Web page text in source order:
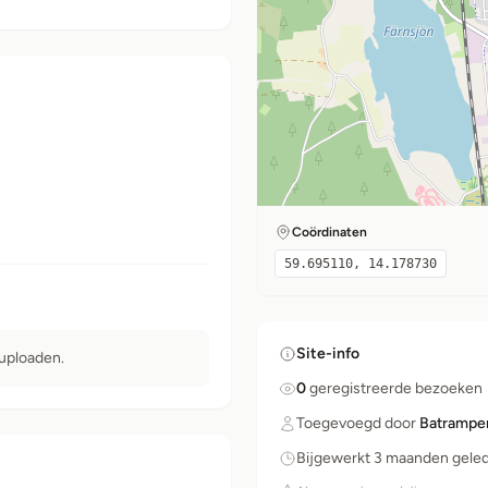
Coördinaten
59.695110, 14.178730
Site-info
0geregistreerde bezoeken
Toegevoegd door
Bijgewerkt 3 maanden